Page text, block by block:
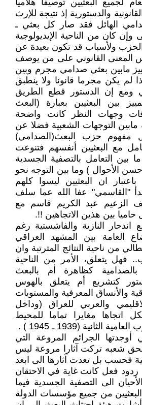
لجميع البعثيين توصيفا هلاميا
والدستورية إذ نتيجة للإرث
الهائل فقد صار كل بعثي ـ
كان من الناحية الإيديولوجية
الحزب ولأسباب قد تكون بعيدة عن
المعنى القانوني على من يوصف
مابين بعثي صدامي مجرم وبين
لم يكن مجرما قانونا ولا ينطبق
ومع إن الدستور قطع الطريق
بين البعثيين بعبارة (البعث
وجهات النظر كانت واضحة
مابين التوجهات الشعبية فضلا عن
مفهوم حزب البعث(الصدامي)
مع البعثيين أنفسهم فتنوعت
بين التعامل بالتصفية الجسدية
الأحوال ) وما بين التوجه نحو
باعتبار ان البعثيين ليسوا كلهم
"القاسمي" عفا الله عما سلف
الزعيم عبد الكريم قاسم مع
حاميا بين هذين الاتجاهين !!.
النازية والفاشستية رغم
العامة بين المشهد العراقي
من ناحية النتائج المترتبة وان
فهل يتعلق، الأمر من الناحية
كظاهرة أم بالبعث
كتشريع أم يتعلق بالهوس
والأنساق المعرفية والمستويات
والعربي للعراق (وداخل
اتجاها مغايرا تماما للمحيط
الثانية (1939 ـ 1945 ) .
الجرائم المروعة التي
شعبه تركت آثارا مروعة ليس
فحسب بل تعدت آثارها الى ابعد
فعل كانت غاية في الاحتقان
الى التصفية الجسدية فيما
من جميع مؤسسات الدولة